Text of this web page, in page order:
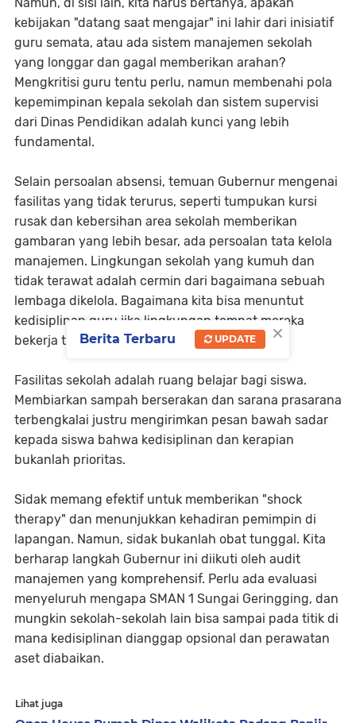
kebijakan "datang saat mengajar" ini lahir dari inisiatif
guru semata, atau ada sistem manajemen sekolah
yang longgar dan gagal memberikan arahan?
Mengkritisi guru tentu perlu, namun membenahi pola
kepemimpinan kepala sekolah dan sistem supervisi
dari Dinas Pendidikan adalah kunci yang lebih
fundamental.
Selain persoalan absensi, temuan Gubernur mengenai
fasilitas yang tidak terurus, seperti tumpukan kursi
rusak dan kebersihan area sekolah memberikan
gambaran yang lebih besar, ada persoalan tata kelola
manajemen. Lingkungan sekolah yang kumuh dan
tidak terawat adalah cermin dari bagaimana sebuah
lembaga dikelola. Bagaimana kita bisa menuntut
kedisiplinan guru jika lingkungan tempat mereka
bekerja tidak mencerminkan keteraturan?
Fasilitas sekolah adalah ruang belajar bagi siswa.
Membiarkan sampah berserakan dan sarana prasarana
terbengkalai justru mengirimkan pesan bawah sadar
kepada siswa bahwa kedisiplinan dan kerapian
bukanlah prioritas.
Sidak memang efektif untuk memberikan "shock
therapy" dan menunjukkan kehadiran pemimpin di
lapangan. Namun, sidak bukanlah obat tunggal. Kita
berharap langkah Gubernur ini diikuti oleh audit
manajemen yang komprehensif. Perlu ada evaluasi
menyeluruh mengapa SMAN 1 Sungai Geringging, dan
mungkin sekolah-sekolah lain bisa sampai pada titik di
mana kedisiplinan dianggap opsional dan perawatan
aset diabaikan.
Lihat juga
×
Berita Terbaru UPDATE